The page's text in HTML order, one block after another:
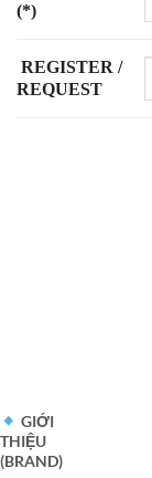
(*)
REGISTER /
REQUEST
GIỚI
THIỆU
(BRAND)